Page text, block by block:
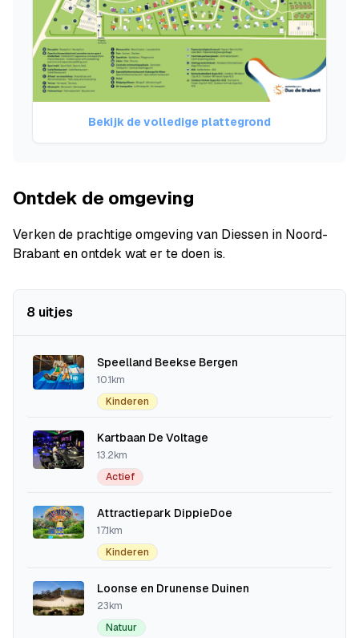
Bekijk de volledige plattegrond
Ontdek de omgeving
Verken de prachtige omgeving van Diessen in Noord-
Brabant en ontdek wat er te doen is.
8 uitjes
Speelland Beekse Bergen
10.1km
Kinderen
Kartbaan De Voltage
13.2km
Actief
Attractiepark DippieDoe
17.1km
Kinderen
Loonse en Drunense Duinen
23km
Natuur